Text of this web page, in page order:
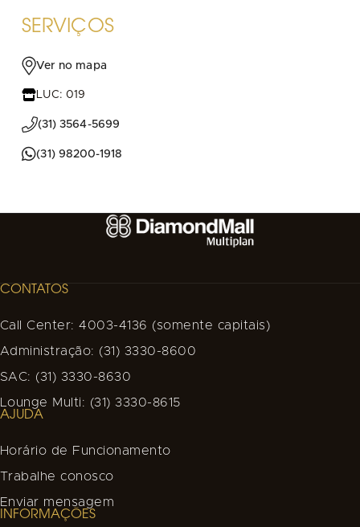
SERVIÇOS
Ver no mapa
LUC: 019
(31) 3564-5699
(31) 98200-1918
CONTATOS
Call Center: 4003-4136 (somente capitais)
Administração: (31) 3330-8600
SAC: (31) 3330-8630
Lounge Multi: (31) 3330-8615
AJUDA
Horário de Funcionamento
Trabalhe conosco
Enviar mensagem
INFORMAÇÕES